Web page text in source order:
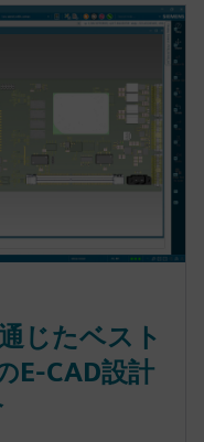
じたベスト
E-CAD設計